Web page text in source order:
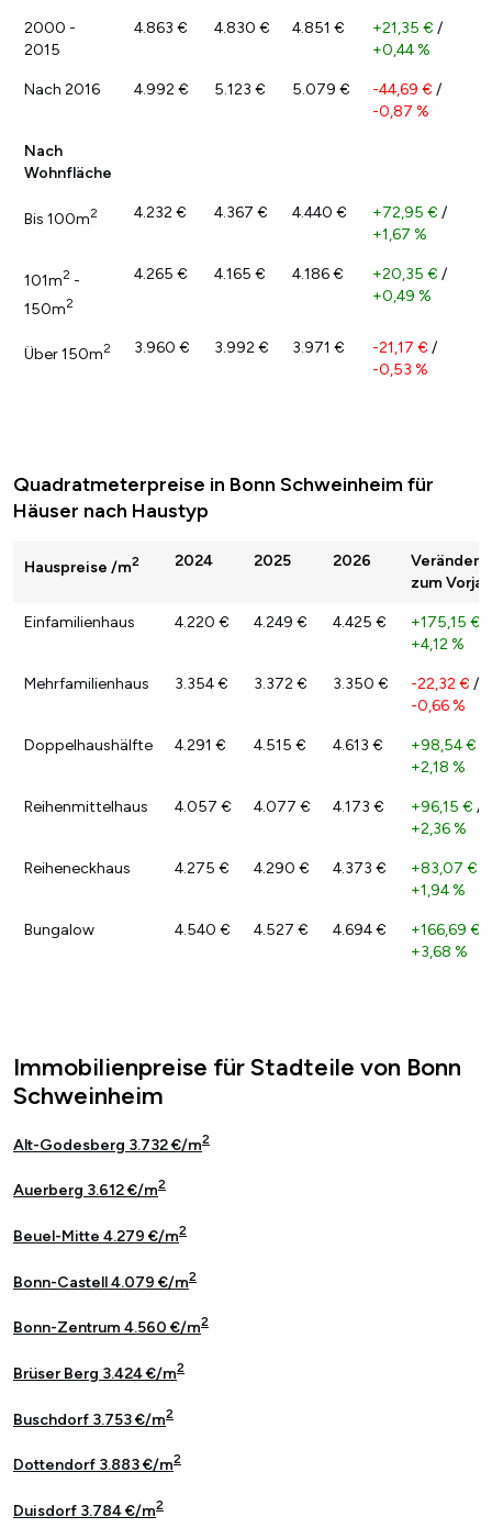
2000 -
2015
4.863 € 4.830 € 4.851 € +21,35 € /
+0,44 %
Nach 2016 4.992 € 5.123 € 5.079 € -44,69 € /
-0,87 %
Nach
Wohnfläche
Bis 100m2 4.232 € 4.367 € 4.440 € +72,95 € /
+1,67 %
101m2 -
150m2
4.265 € 4.165 € 4.186 € +20,35 € /
+0,49 %
Über 150m2 3.960 € 3.992 € 3.971 € -21,17 € /
-0,53 %
Quadratmeterpreise in Bonn Schweinheim für
Häuser nach Haustyp
Hauspreise /m2 2024 2025 2026
zum
Einfamilienhaus 4.220 € 4.249 € 4.425 € +175,15 €
+4,12 %
Mehrfamilienhaus 3.354 € 3.372 € 3.350 € -22,32 € /
-0,66 %
Doppelhaushälfte 4.291 € 4.515 € 4.613 € +98,54 €
+2,18 %
Reihenmittelhaus 4.057 € 4.077 € 4.173 € +96,15 € /
+2,36 %
Reiheneckhaus 4.275 € 4.290 € 4.373 € +83,07 €
+1,94 %
Bungalow 4.540 € 4.527 € 4.694 € +166,69 €
+3,68 %
Immobilienpreise für Stadteile von Bonn
Schweinheim
Alt-Godesberg 3.732 €/m2
Auerberg 3.612 €/m2
Beuel-Mitte 4.279 €/m2
Bonn-Castell 4.079 €/m2
Bonn-Zentrum 4.560 €/m2
Brüser Berg 3.424 €/m2
Buschdorf 3.753 €/m2
Dottendorf 3.883 €/m2
Duisdorf 3.784 €/m2